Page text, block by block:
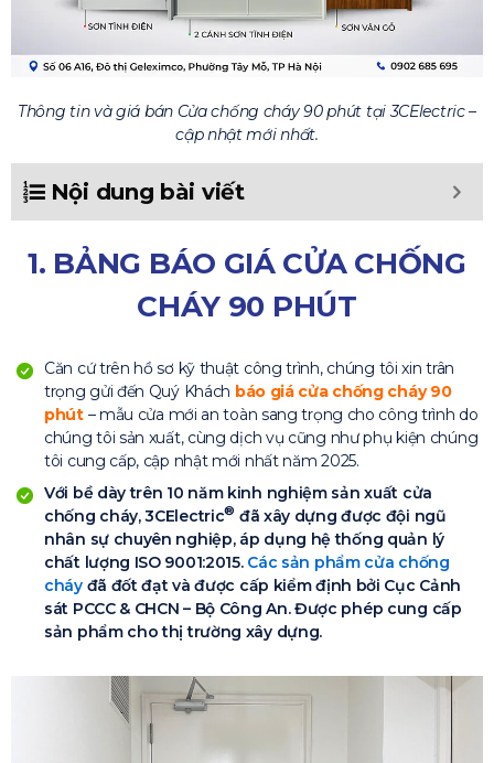
Thông tin và giá bán Cửa chống cháy 90 phút tại 3CElectric –
cập nhật mới nhất.
Nội dung bài viết
1. BẢNG BÁO GIÁ CỬA CHỐNG
CHÁY 90 PHÚT
Căn cứ trên hồ sơ kỹ thuật công trình, chúng tôi xin trân
trọng gửi đến Quý Khách báo giá cửa chống cháy 90
phút– mẫu cửa mới an toàn sang trọng cho công trình do
chúng tôi sản xuất, cùng dịch vụ cũng như phụ kiện chúng
tôi cung cấp, cập nhật mới nhất năm 2025.
Với bề dày trên 10 năm kinh nghiệm sản xuất cửa
chống cháy, 3CElectric® đã xây dựng được đội ngũ
nhân sự chuyên nghiệp, áp dụng hệ thống quản lý
chất lượng ISO 9001:2015. Các sản phẩm cửa chống
cháyđã đốt đạt và được cấp kiểm định bởi Cục Cảnh
sát PCCC & CHCN – Bộ Công An. Được phép cung cấp
sản phẩm cho thị trường xây dựng.